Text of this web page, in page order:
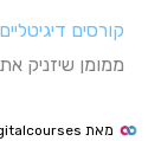
קורסים דיגיטליים
ממומן שיזניק
מאת